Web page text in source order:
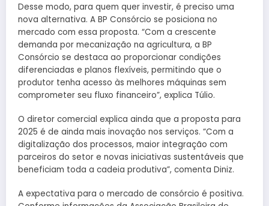
Desse modo, para quem quer investir, é preciso uma
nova alternativa. A BP Consórcio se posiciona no
mercado com essa proposta. “Com a crescente
demanda por mecanização na agricultura, a BP
Consórcio se destaca ao proporcionar condições
diferenciadas e planos flexíveis, permitindo que o
produtor tenha acesso às melhores máquinas sem
comprometer seu fluxo financeiro”, explica Túlio.
O diretor comercial explica ainda que a proposta para
2025 é de ainda mais inovação nos serviços. “Com a
digitalização dos processos, maior integração com
parceiros do setor e novas iniciativas sustentáveis que
beneficiam toda a cadeia produtiva”, comenta Diniz.
A expectativa para o mercado de consórcio é positiva.